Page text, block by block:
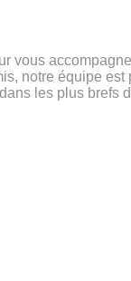
notre équipe
les plus brefs